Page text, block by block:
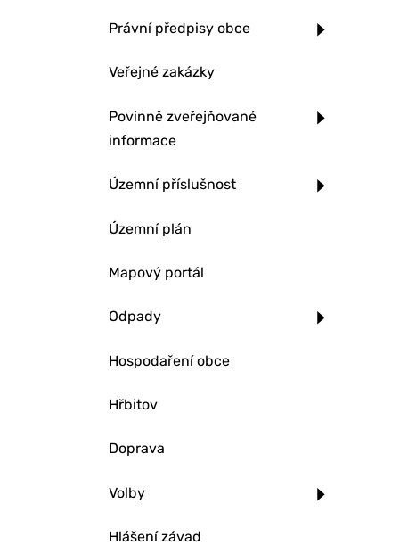
Právní předpisy obce
Veřejné zakázky
Povinně zveřejňované
informace
Územní příslušnost
Územní plán
Mapový portál
Odpady
Hospodaření obce
Hřbitov
Doprava
Volby
Hlášení závad